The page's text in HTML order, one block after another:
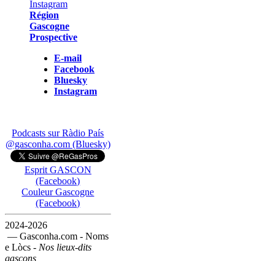
Région
Gascogne
Prospective
E-mail
Facebook
Bluesky
Instagram
Podcasts sur Ràdio País
@gasconha.com (Bluesky)
Esprit GASCON
(Facebook)
Couleur Gascogne
(Facebook)
2024-2026
— Gasconha.com - Noms
e Lòcs - Nos lieux-dits
gascons